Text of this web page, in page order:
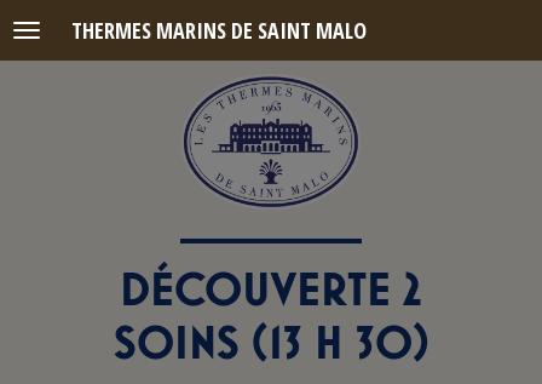
Menu THERMES MARINS DE SAINT MALO
DÉCOUVERTE 2
SOINS (13 H 30)